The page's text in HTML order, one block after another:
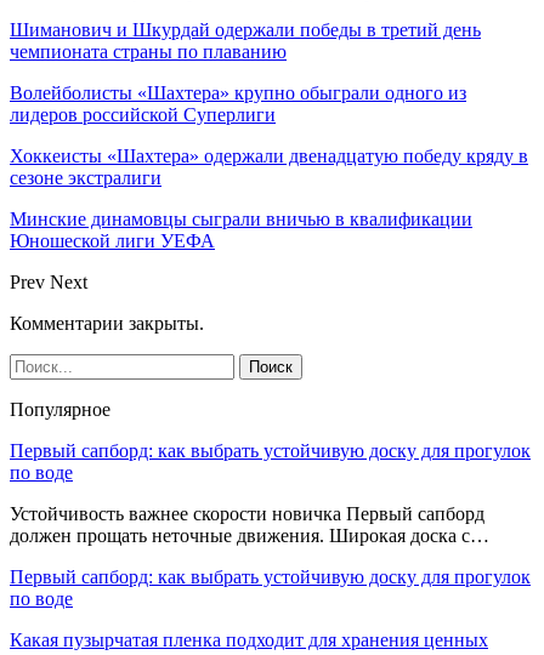
Шиманович и Шкурдай одержали победы в третий день
чемпионата страны по плаванию
Волейболисты «Шахтера» крупно обыграли одного из
лидеров российской Суперлиги
Хоккеисты «Шахтера» одержали двенадцатую победу кряду в
сезоне экстралиги
Минские динамовцы сыграли вничью в квалификации
Юношеской лиги УЕФА
Prev Next
Комментарии закрыты.
Популярное
Первый сапборд: как выбрать устойчивую доску для прогулок
по воде
Устойчивость важнее скорости новичка Первый сапборд
должен прощать неточные движения. Широкая доска с…
Первый сапборд: как выбрать устойчивую доску для прогулок
по воде
Какая пузырчатая пленка подходит для хранения ценных